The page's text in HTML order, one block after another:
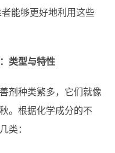
能够更好地利用这些
类型与特性
剂种类繁多，它们就像
。根据化学成分的不
类：